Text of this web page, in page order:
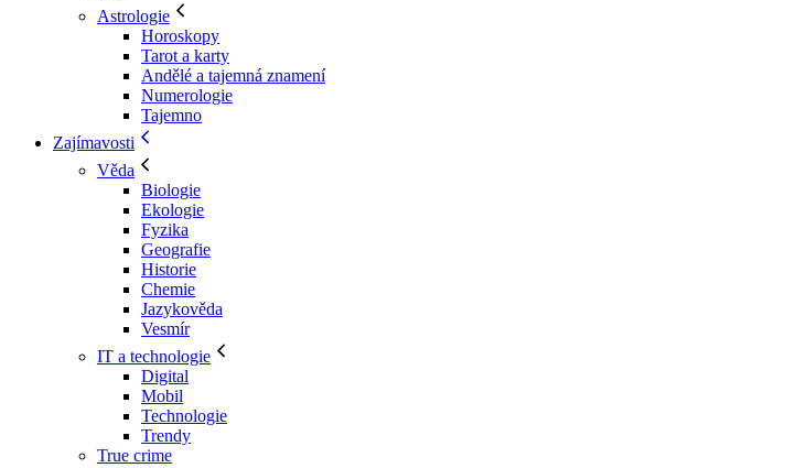
Astrologie
Horoskopy
Tarot a karty
Andělé a tajemná znamení
Numerologie
Tajemno
Zajímavosti
Věda
Biologie
Ekologie
Fyzika
Geografie
Historie
Chemie
Jazykověda
Vesmír
IT a technologie
Digital
Mobil
Technologie
Trendy
True crime